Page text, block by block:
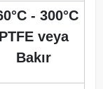
- 300°C
PTFE veya
Bakır